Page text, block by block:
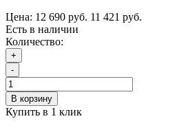
Цена: 12 690 руб. 11 421 руб.
Есть в наличии
Количество:
+
-
В корзину
Купить в 1 клик